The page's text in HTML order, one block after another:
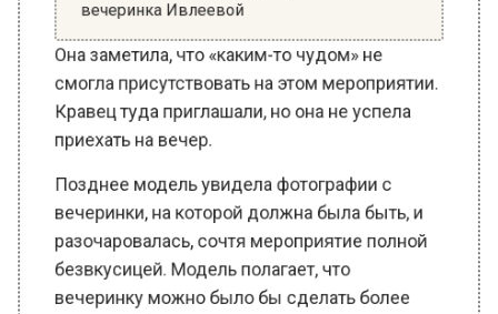
Она заметила, что «каким-то чудом» не
смогла присутствовать на этом мероприятии.
Кравец туда приглашали, но она не успела
приехать на вечер.
Позднее модель увидела фотографии с
вечеринки, на которой должна была быть, и
разочаровалась, сочтя мероприятие полной
безвкусицей. Модель полагает, что
вечеринку можно было бы сделать более